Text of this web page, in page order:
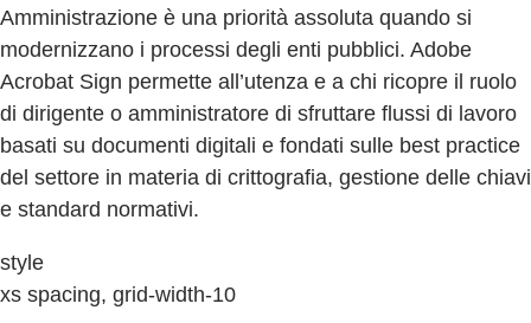
Amministrazione è una priorità assoluta quando si
modernizzano i processi degli enti pubblici. Adobe
Acrobat Sign permette all’utenza e a chi ricopre il ruolo
di dirigente o amministratore di sfruttare flussi di lavoro
basati su documenti digitali e fondati sulle best practice
del settore in materia di crittografia, gestione delle chiavi
e standard normativi.
style
xs spacing, grid-width-10